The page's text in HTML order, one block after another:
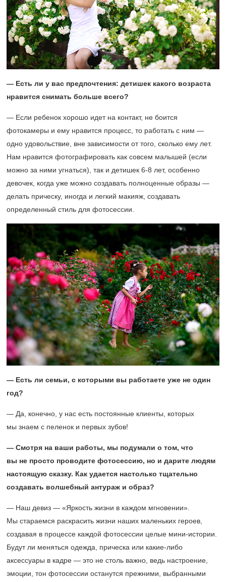
— Есть ли у вас предпочтения: детишек какого возраста
нравится снимать больше всего?
— Если ребенок хорошо идет на контакт, не боится
фотокамеры и ему нравится процесс, то работать с ним —
одно удовольствие, вне зависимости от того, сколько ему лет.
Нам нравится фотографировать как совсем малышей (если
можно за ними угнаться), так и детишек 6-8 лет, особенно
девочек, когда уже можно создавать полноценные образы —
делать прическу, иногда и легкий макияж, создавать
определенный стиль для фотосессии.
— Есть ли семьи, с которыми вы работаете уже не один
год?
— Да, конечно, у нас есть постоянные клиенты, которых
мы знаем с пеленок и первых зубов!
— Смотря на ваши работы, мы подумали о том, что
вы не просто проводите фотосессию, но и дарите людям
настоящую сказку. Как удается настолько тщательно
создавать волшебный антураж и образ?
— Наш девиз — «Яркость жизни в каждом мгновении».
Мы стараемся раскрасить жизни наших маленьких героев,
создавая в процессе каждой фотосессии целые мини-истории.
Будут ли меняться одежда, прическа или какие-либо
аксессуары в кадре — это не столь важно, ведь настроение,
эмоции, тон фотосессии останутся прежними, выбранными